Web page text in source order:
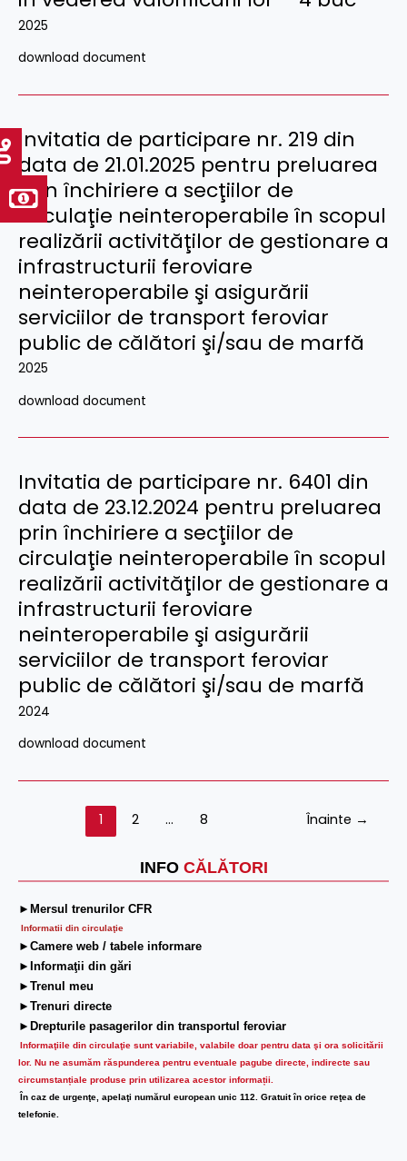
INFO CĂLĂTORI
►Mersul trenurilor CFR
Informatii din circulaţie
►Camere web / tabele informare
►Informaţii din gări
►Trenul meu
►Trenuri directe
►Drepturile pasagerilor din transportul feroviar
Informaţiile din circulaţie sunt variabile, valabile doar pentru data şi ora solicitării
lor. Nu ne asumăm răspunderea pentru eventuale pagube directe, indirecte sau
circumstanțiale produse prin utilizarea acestor informații.
În caz de urgenţe, apelaţi numărul european unic 112. Gratuit în orice reţea de
telefonie.
2025
download document
Invitatia de participare nr. 219 din
data de 21.01.2025 pentru preluarea
prin închiriere a secţiilor de
circulaţie neinteroperabile în scopul
realizării activităţilor de gestionare a
infrastructurii feroviare
neinteroperabile şi asigurării
serviciilor de transport feroviar
public de călători şi/sau de marfă
2025
download document
Invitatia de participare nr. 6401 din
data de 23.12.2024 pentru preluarea
prin închiriere a secţiilor de
circulaţie neinteroperabile în scopul
realizării activităţilor de gestionare a
infrastructurii feroviare
neinteroperabile şi asigurării
serviciilor de transport feroviar
public de călători şi/sau de marfă
2024
download document
1 2 … 8 Înainte →